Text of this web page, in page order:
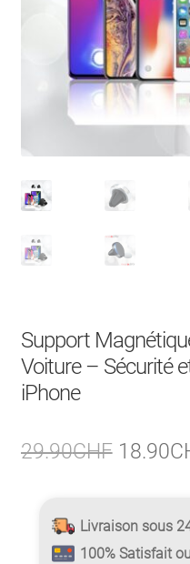
À Propos
Contact
Support
Voiture – Sécurité
iPhone
29.90CHF Le
initial
était :
18.90
Livraison sous
100% Satisfait